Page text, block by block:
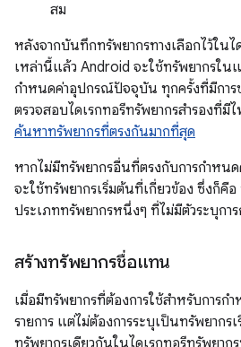
สม
หลังจากบันทึกทรัพยากรทางเลือกไว้ในไ
เหล่านี้แล้ว Android จะใช้ทรัพยากรใน
กำหนดค่าอุปกรณ์ปัจจุบัน ทุกครั้งที่มีการ
ตรวจสอบไดเรกทอรีทรัพยากรสำรองที่มี
ค้นหาทรัพยากรที่ตรงกันมากที่สุด
หากไม่มีทรัพยากรอื่นที่ตรงกับการกำห
จะใช้ทรัพยากรเริ่มต้นที่เกี่ยวข้อง ซึ่งก็คื
ประเภททรัพยากรหนึ่งๆ ที่ไม่มีตัวระบุกา
สร้างทรัพยากรชื่อแทน
เมื่อมีทรัพยากรที่ต้องการใช้สำหรับการก
รายการ แต่ไม่ต้องการระบุเป็นทรัพยาก
ทรัพยากรเดียวกันในไดเรกทอรีทรัพยากร